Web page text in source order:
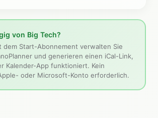
von Big Tech?
dem Start-Abonnement verwalten Sie
und generieren einen iCal-Link,
Kalender-App funktioniert. Kein
oder Microsoft-Konto erforderlich.